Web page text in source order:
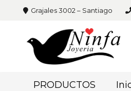
Grajales 3002 – Santiago
PRODUCTOS